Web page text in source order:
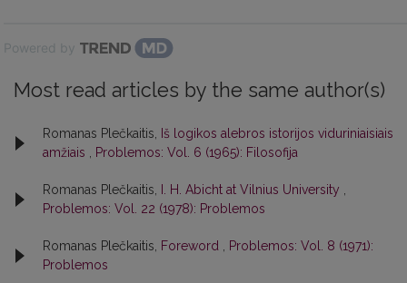
Powered by
Most read articles by the same author(s)
Romanas Plečkaitis,
Iš logikos alebros istorijos viduriniaisiais
amžiais
Problemos: Vol. 6 (1965): Filosofija
Romanas Plečkaitis, I. H. Abicht at Vilnius University
Problemos: Vol. 22 (1978): Problemos
Romanas Plečkaitis, Foreword
Problemos: Vol. 8 (1971):
Problemos